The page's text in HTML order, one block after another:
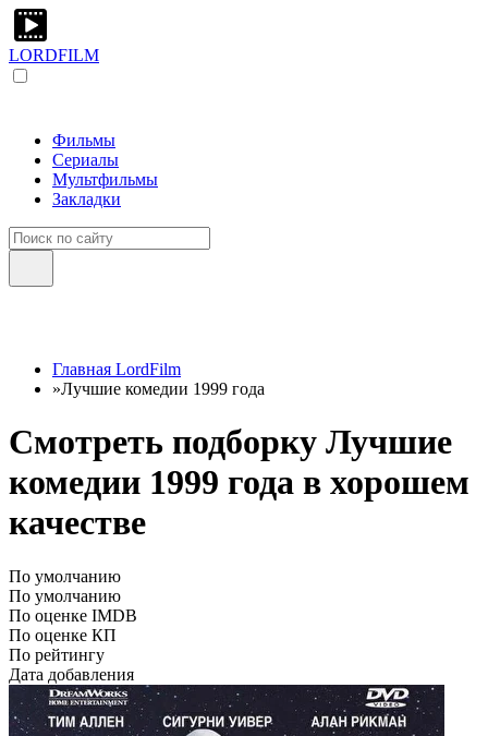
LORDFILM
Фильмы
Сериалы
Мультфильмы
Закладки
Главная LordFilm
»Лучшие комедии 1999 года
Смотреть подборку Лучшие
комедии 1999 года в хорошем
качестве
По умолчанию
По умолчанию
По оценке IMDB
По оценке КП
По рейтингу
Дата добавления